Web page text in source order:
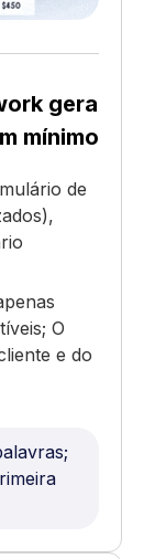
gera
mínimo
de
O
e do